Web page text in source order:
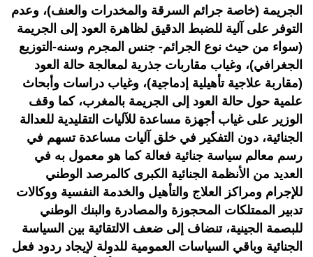
الجريمة (خاصة جرائم السرقة والمخدرات والعنف)، وعدم
التوفر على آلية للضبط الدقيق لظاهرة العود إلى الجريمة
(سواء من حيث نوع الجرائم- جنس المجرم وسنه-التوزيع
الجغرافي)، وغياب مقاربات جذرية لمعالجة حالة العود
(مقاربة علاجية تأهيلية إدماجية)، وغياب دراسات وأبحاث
علمية حول حالة العود إلى الجريمة بالمغرب، كما وقف
الوزير على غياب أجهزة مساعدة للآليات التقليدية للعدالة
الجنائية، دون التفكير في خلق آليات مساعدة تسهم في
رسم معالم سياسة جنائية فعالة كما هو معمول به في
العديد من الأنظمة الجنائية الكبرى كالمرصد الوطني
للإجرام ومراكز العلاج والتأهيل والخدمة النفسية ووكالات
تدبير الممتلكات المحجوزة والمصادرة والبنك الوطني
للبصمة الجينية، تنضاف إلى ضعف الالتقائية بين السياسة
الجنائية وباقي السياسات العمومية للدولة لإيجاد ردود فعل